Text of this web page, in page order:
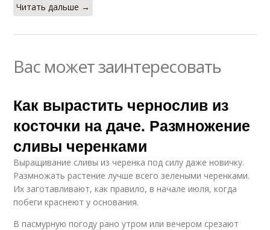
Читать дальше →
Вас может заинтересовать
Как вырастить чернослив из
косточки на даче. Размножение
сливы черенками
Выращивание сливы из черенка под силу даже новичку.
Размножать растение лучше всего зелеными черенками.
Их заготавливают, как правило, в начале июля, когда
побеги краснеют у основания.
В пасмурную погоду рано утром или вечером срезают